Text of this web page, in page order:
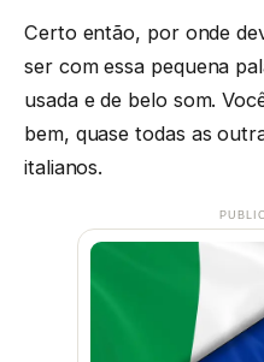
Certo então, por onde
ser com essa pequena
usada e de belo som.
bem, quase todas as
italianos.